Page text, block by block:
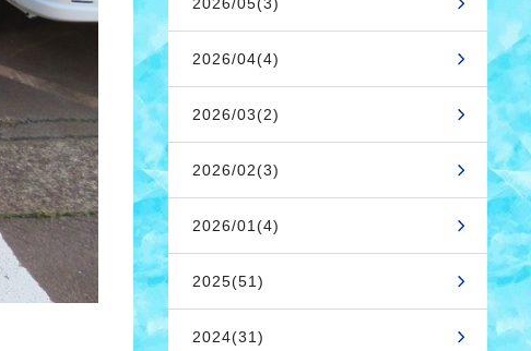
2026/04(4)
2026/03(2)
2026/02(3)
2026/01(4)
2025(51)
2024(31)